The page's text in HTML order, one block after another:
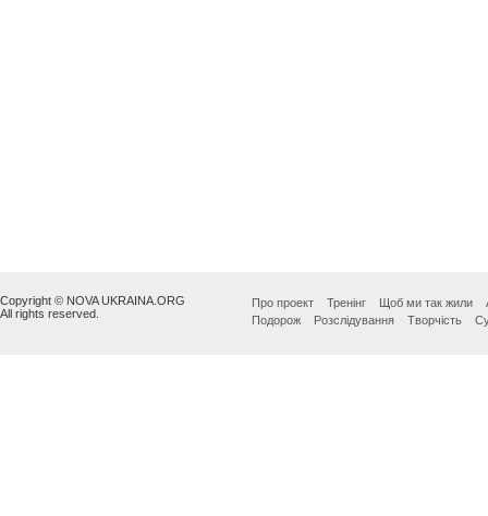
Copyright © NOVA UKRAINA.ORG
All rights reserved.
Про проект Тренінг Щоб ми так жили
Подорож
Розслідування Творчість